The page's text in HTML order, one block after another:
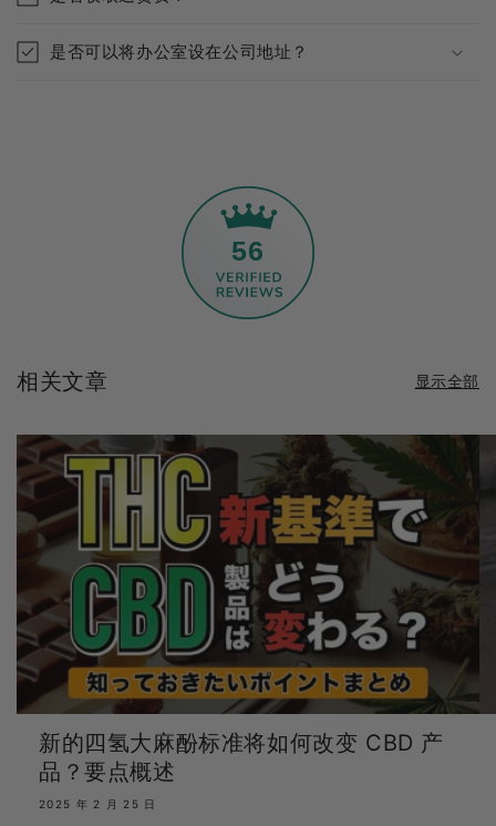
是否可以将办公室设在公司地址？
56
相关文章 显示全部
新的四氢大麻酚标准将如何改变 CBD 产
品？要点概述
2025 年 2 月 25 日